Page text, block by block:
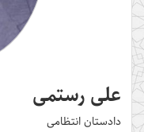
علی رستمی
دادستان انتظامی